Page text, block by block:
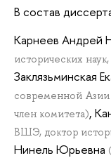
В состав
Карнеев Андрей
исторических
Заклязьминская
современной Азии
член комитета),
ВШЭ, доктор
Нинель Юрьевна